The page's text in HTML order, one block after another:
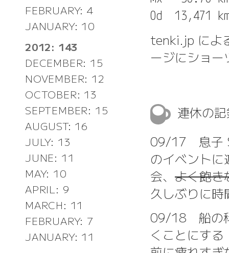
FEBRUARY: 4
JANUARY: 10
2012: 143
DECEMBER: 15
NOVEMBER: 12
OCTOBER: 13
SEPTEMBER: 15
AUGUST: 16
JULY: 13
JUNE: 11
MAY: 10
APRIL: 9
MARCH: 11
FEBRUARY: 7
JANUARY: 11
tenki.jp によ
ージにショ
連休の
09/17 息子
のイベント
会、 よく飽き
久しぶりに
09/18 船の
くことにす